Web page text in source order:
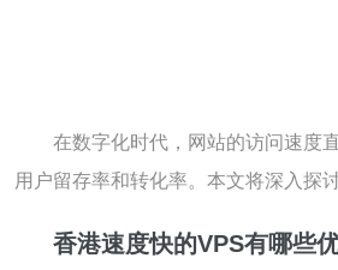
在数字化时代，网站的访问速度
用户留存率和转化率。本文将深入探
香港速度快的VPS有哪些